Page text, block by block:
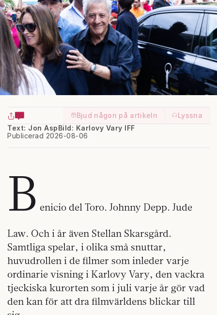
Bjud någon på artikeln
Lyssna
Text: Jon Asp
Publicerad 2026-08-06
Bild: Karlovy Vary IFF
B enicio del Toro. Johnny Depp. Jude
Law. Och i år även Stellan Skarsgård.
Samtliga spelar, i olika små snuttar,
huvudrollen i de filmer som inleder varje
ordinarie visning i Karlovy Vary, den vackra
tjeckiska kurorten som i juli varje år gör vad
den kan för att dra filmvärldens blickar till